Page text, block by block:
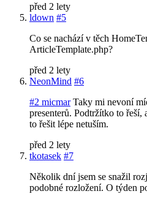
před 2 lety
ldown #5
Co se nachází v těch
ArticleTemplate.php?
před 2 lety
NeonMind #6
#2 micmarTaky mi nevoní
presenterů. Podtržítko to řeší,
to řešit lépe netuším.
před 2 lety
tkotasek #7
Několik dní jsem se snažil
podobné rozložení. O týden